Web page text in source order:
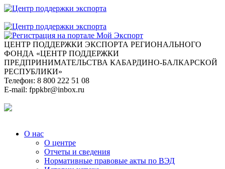
ЦЕНТР ПОДДЕРЖКИ ЭКСПОРТА РЕГИОНАЛЬНОГО
ФОНДА «ЦЕНТР ПОДДЕРЖКИ
ПРЕДПРИНИМАТЕЛЬСТВА КАБАРДИНО-БАЛКАРСКОЙ
РЕСПУБЛИКИ»
Телефон: 8 800 222 51 08
E-mail: fppkbr@inbox.ru
О нас
О центре
Отчеты и сведения
Нормативные правовые акты по ВЭД